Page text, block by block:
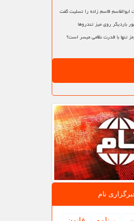
قاسم زاده را تسلیت گفت
باردیگر روی میز تندروها
تنها با قدرت نظامی میسر است؟
نام